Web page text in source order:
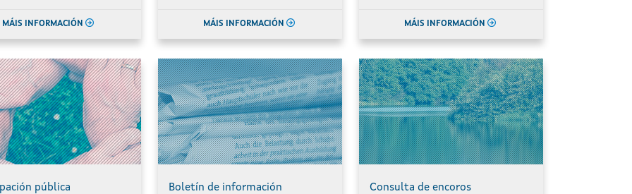
MÁIS INFORMACIÓN MÁIS INFORMACIÓN MÁIS INFORMACIÓN
pública
Boletín de información
Consulta de encoros